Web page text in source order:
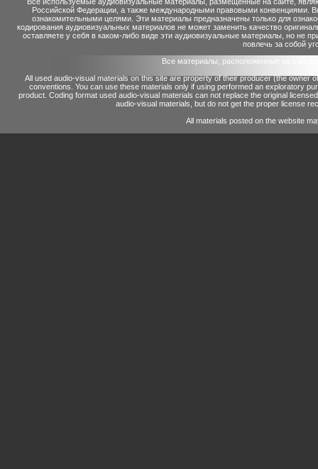
Российской Федерации, а также международными правовыми конвенциями.
ознакомительными целями. Эти материалы предназначены только для
кодирования аудиовизуальных материалов не может заменить качество
оставляете у себя в каком-либо виде эти аудиовизуальные материалы, но не
повлечь за собой
Все материалы, расположенные на сайте
All used audio-visual materials on this site are property of their producer (the owner
conventions. You can use these materials only if using performed an exploratory
product. Coding format used audio-visual materials can not replace the original
audio-visual materials, but do not get the proper license
All materials posted on the website